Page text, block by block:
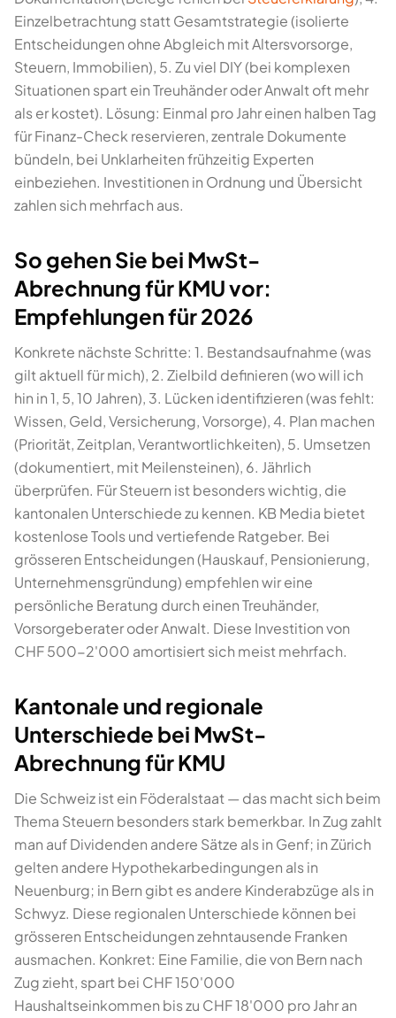
Einzelbetrachtung statt Gesamtstrategie (isolierte
Entscheidungen ohne Abgleich mit Altersvorsorge,
Steuern, Immobilien), 5. Zu viel DIY (bei komplexen
Situationen spart ein Treuhänder oder Anwalt oft mehr
als er kostet). Lösung: Einmal pro Jahr einen halben Tag
für Finanz-Check reservieren, zentrale Dokumente
bündeln, bei Unklarheiten frühzeitig Experten
einbeziehen. Investitionen in Ordnung und Übersicht
zahlen sich mehrfach aus.
So gehen Sie bei MwSt-
Abrechnung für KMU vor:
Empfehlungen für 2026
Konkrete nächste Schritte: 1. Bestandsaufnahme (was
gilt aktuell für mich), 2. Zielbild definieren (wo will ich
hin in 1, 5, 10 Jahren), 3. Lücken identifizieren (was fehlt:
Wissen, Geld, Versicherung, Vorsorge), 4. Plan machen
(Priorität, Zeitplan, Verantwortlichkeiten), 5. Umsetzen
(dokumentiert, mit Meilensteinen), 6. Jährlich
überprüfen. Für Steuern ist besonders wichtig, die
kantonalen Unterschiede zu kennen. KB Media bietet
kostenlose Tools und vertiefende Ratgeber. Bei
grösseren Entscheidungen (Hauskauf, Pensionierung,
Unternehmensgründung) empfehlen wir eine
persönliche Beratung durch einen Treuhänder,
Vorsorgeberater oder Anwalt. Diese Investition von
CHF 500-2'000 amortisiert sich meist mehrfach.
Kantonale und regionale
Unterschiede bei MwSt-
Abrechnung für KMU
Die Schweiz ist ein Föderalstaat — das macht sich beim
Thema Steuern besonders stark bemerkbar. In Zug zahlt
man auf Dividenden andere Sätze als in Genf; in Zürich
gelten andere Hypothekarbedingungen als in
Neuenburg; in Bern gibt es andere Kinderabzüge als in
Schwyz. Diese regionalen Unterschiede können bei
grösseren Entscheidungen zehntausende Franken
ausmachen. Konkret: Eine Familie, die von Bern nach
Zug zieht, spart bei CHF 150'000
Haushaltseinkommen bis zu CHF 18'000 pro Jahr an